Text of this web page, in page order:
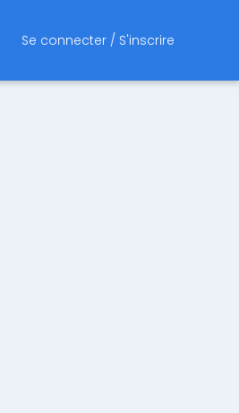
Se connecter / S'inscrire